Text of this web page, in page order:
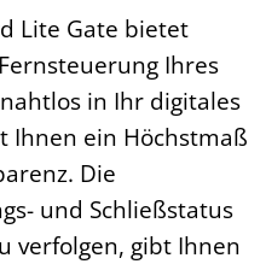
Lite Gate bietet
Ihres
in Ihr digitales
Ihnen ein Höchstmaß
Die
und Schließstatus
verfolgen, gibt Ihnen